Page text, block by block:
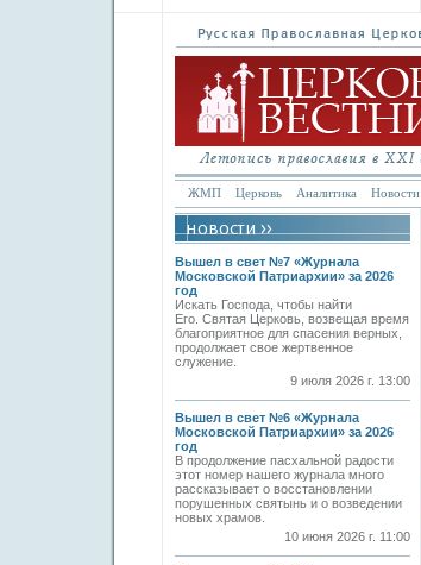
ЖМП Церковь Аналитика Новости
Вышел в свет №7 «Журнала
Московской Патриархии» за 2026
год
Искать Господа, чтобы найти
Его. Святая Церковь, возвещая время
благоприятное для спасения верных,
продолжает свое жертвенное
служение.
9 июля 2026 г. 13:00
Вышел в свет №6 «Журнала
Московской Патриархии» за 2026
год
В продолжение пасхальной радости
этот номер нашего журнала много
рассказывает о восстановлении
порушенных святынь и о возведении
новых храмов.
10 июня 2026 г. 11:00